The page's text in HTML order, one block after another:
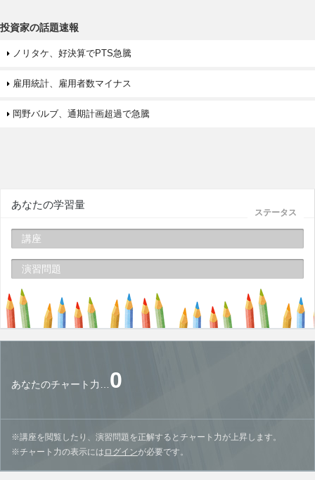
投資家の話題速報
ノリタケ、好決算でPTS急騰
雇用統計、雇用者数マイナス
岡野バルブ、通期計画超過で急騰
ステータス
あなたの学習量
講座
演習問題
あなたのチャート力…0
※講座を閲覧したり、演習問題を正解するとチャート力が上昇します。
※チャート力の表示には ログインが必要です。